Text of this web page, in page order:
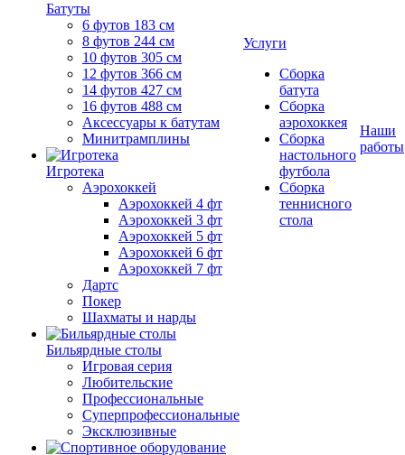
Батуты
6 футов 183 см
8 футов 244 см
10 футов 305 см
12 футов 366 см
14 футов 427 см
16 футов 488 см
Аксессуары к батутам
Минитрамплины
Игротека
Аэрохоккей
Аэрохоккей 4 фт
Аэрохоккей 3 фт
Аэрохоккей 5 фт
Аэрохоккей 6 фт
Аэрохоккей 7 фт
Дартс
Покер
Шахматы и нарды
Бильярдные столы
Игровая серия
Любительские
Профессиональные
Суперпрофессиональные
Эксклюзивные
Услуги
Сборка
батута
Сборка
аэрохоккея
Сборка
настольного
футбола
Сборка
теннисного
стола
Наши
работы